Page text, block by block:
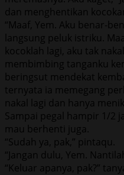
dan menghentikan
“Maaf, Yem. Aku benar-
langsung peluk istriku.
kocoklah lagi, aku tak
membimbing tanganku
beringsut mendekat
ternyata ia memegang
nakal lagi dan hanya
Sampai pegal hampir 1/2
mau berhenti juga.
“Sudah ya, pak,” pintaqu.
“Jangan dulu, Yem.
“Keluar apanya, pak?”